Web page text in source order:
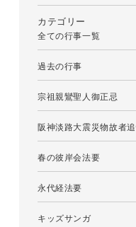
カテゴリー
全ての行事一覧
過去の行事
宗祖親鸞聖人御正忌
阪神淡路大震災物故者
春の彼岸会法要
永代経法要
キッズサンガ